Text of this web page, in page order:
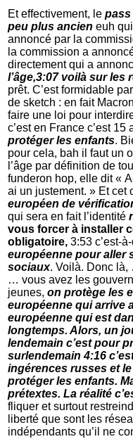
Et effectivement, lepass
peu plus ancien euh
annoncé par la
la commission a
directement qui a
l’âge,3:07 voilà sur
prêt. C’est formidable
de sketch : en fait
faire une loi pour
c’est en France c’est
protéger les enfants.
pour cela, bah il faut un
l’âge par définition de
funderon hop, elle dit «
ai un justement. » Et cet
européen de
qui sera en fait l’identité
vous forcer à installer
obligatoire,3:53 c’est-
européenne pour aller
sociaux. Voilà. Donc là,
… vous avez les
jeunes,on protège les
européenne qui arrive
européenne qui est
longtemps. Alors, un
lendemain c’est pour
surlendemain 4:16
ingérences russes et
protéger les enfants.
prétextes. La réalité
fliquer et surtout
liberté que sont les
indépendants qu’il ne